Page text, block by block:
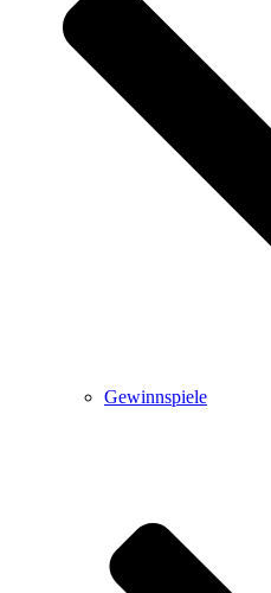
Gewinnspiele